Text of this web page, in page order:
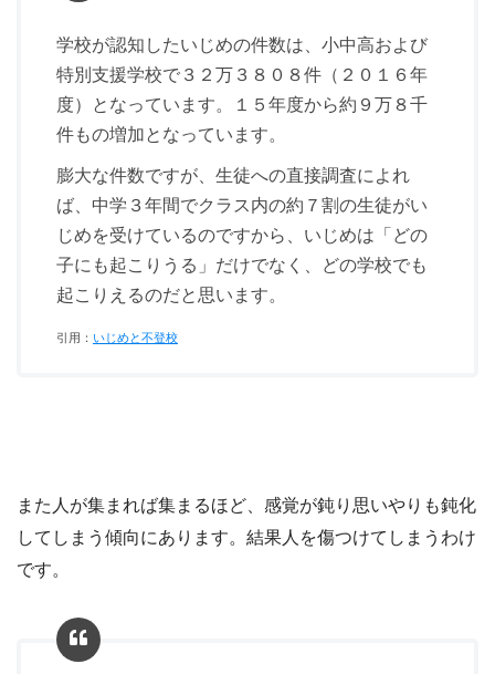
学校が認知したいじめの件数は、小中高および
特別支援学校で３２万３８０８件（２０１６年
度）となっています。１５年度から約９万８千
件もの増加となっています。
膨大な件数ですが、生徒への直接調査によれ
ば、中学３年間でクラス内の約７割の生徒がい
じめを受けているのですから、いじめは「どの
子にも起こりうる」だけでなく、どの学校でも
起こりえるのだと思います。
引用： いじめと不登校
また人が集まれば集まるほど、感覚が鈍り思いやりも鈍化
してしまう傾向にあります。結果人を傷つけてしまうわけ
です。